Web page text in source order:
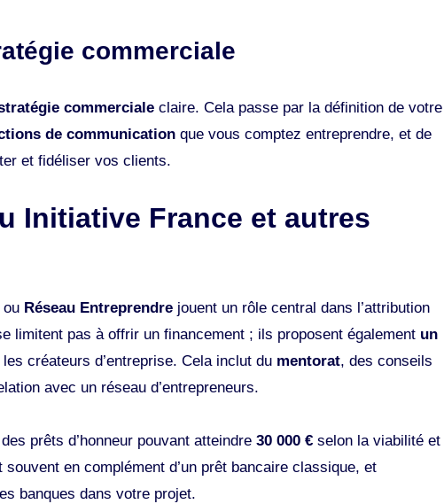
commerciale
commerciale claire. Cela passe par la définition de votre
de communication que vous comptez entreprendre, et de
et fidéliser vos clients​.
Initiative France et autres
ou Réseau Entreprendre jouent un rôle central dans l’attribution
limitent pas à offrir un financement ; ils proposent également un
les créateurs d’entreprise. Cela inclut du mentorat, des conseils
avec un réseau d’entrepreneurs​​.
prêts d’honneur pouvant atteindre 30 000 € selon la viabilité et
en complément d’un prêt bancaire classique, et
banques dans votre projet​.